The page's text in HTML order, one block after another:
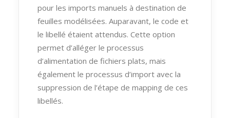
pour les imports manuels à destination de
feuilles modélisées. Auparavant, le code et
le libellé étaient attendus. Cette option
permet d’alléger le processus
d’alimentation de fichiers plats, mais
également le processus d’import avec la
suppression de l’étape de mapping de ces
libellés.